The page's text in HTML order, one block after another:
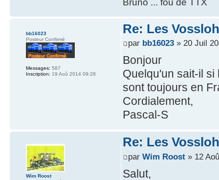
Re: Les
par bb16023» 20 Juil
Bonjour
Quelqu'un sait-il si
sont toujours en
Cordialement,
Pascal-S
bb16023
Posteur Confirmé
Messages: 587
Inscription: 19 Aoû 2014 09:28
Re: Les
par Wim Roost» 12
Salut,
Wim Roost